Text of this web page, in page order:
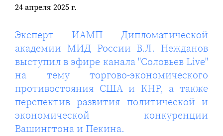
24 апреля 2025 г.
Эксперт ИАМП Дипломатической
академии МИД России В.Л. Нежданов
выступил в эфире канала "Соловьев Live"
на тему торгово-экономического
противостояния США и КНР, а также
перспектив развития политической и
экономической конкуренции
Вашингтона и Пекина.